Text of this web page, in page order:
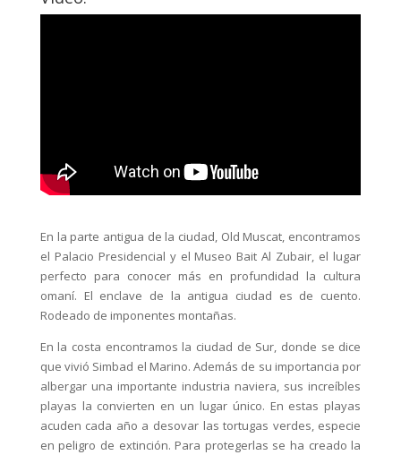
En la parte antigua de la ciudad, Old Muscat, encontramos
el Palacio Presidencial y el Museo Bait Al Zubair, el lugar
perfecto para conocer más en profundidad la cultura
omaní. El enclave de la antigua ciudad es de cuento.
Rodeado de imponentes montañas.
En la costa encontramos la ciudad de Sur, donde se dice
que vivió Simbad el Marino. Además de su importancia por
albergar una importante industria naviera, sus increíbles
playas la convierten en un lugar único. En estas playas
acuden cada año a desovar las tortugas verdes, especie
en peligro de extinción. Para protegerlas se ha creado la